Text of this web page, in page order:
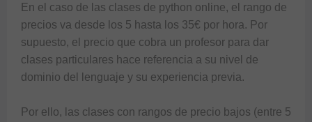
En el caso de las clases de python online, el rango de
precios va desde los 5 hasta los 35€ por hora. Por
supuesto, el precio que cobra un profesor para dar
clases particulares hace referencia a su nivel de
dominio del lenguaje y su experiencia previa.
Por ello, las clases con rangos de precio bajos (entre 5